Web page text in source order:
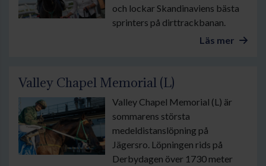
och lockar Skandinaviens bästa
sprinters på dirttrackbanan.
Läs mer
Valley Chapel Memorial (L)
Valley Chapel Memorial (L) är
sommarens största
medeldistanslöpning på
Jägersro. Löpningen rids på
Derbydagen över 1730 meter